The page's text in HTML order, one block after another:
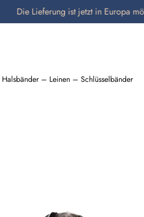
Die Lieferung ist jetzt in Europa möglich.
Shop
Halsbänder – Leinen – Schlüsselbänder